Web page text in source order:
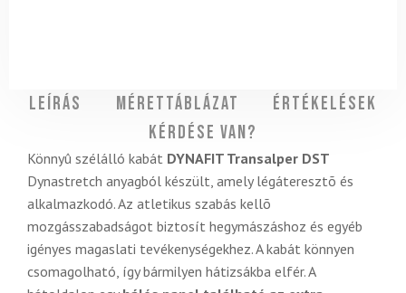
Leírás Mérettáblázat
Értékelések
Kérdése van?
Könnyû szélálló kabát DYNAFIT Transalper DST
Dynastretch anyagból készült, amely légáteresztõ és
alkalmazkodó. Az atletikus szabás kellõ
mozgásszabadságot biztosít hegymászáshoz és egyéb
igényes magaslati tevékenységekhez. A kabát könnyen
csomagolható, így bármilyen hátizsákba elfér. A